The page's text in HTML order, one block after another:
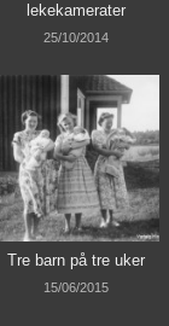
lekekamerater
25/10/2014
Tre barn på tre uker
15/06/2015